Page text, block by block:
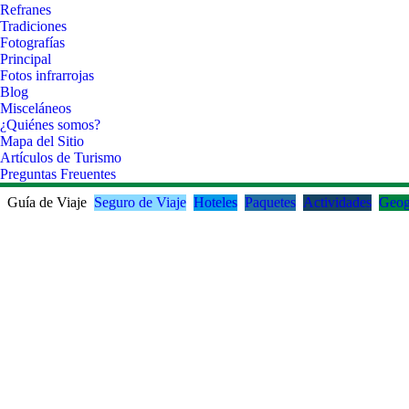
Refranes
Tradiciones
Fotografías
Principal
Fotos infrarrojas
Blog
Misceláneos
¿Quiénes somos?
Mapa del Sitio
Artículos de Turismo
Preguntas Freuentes
Guía de Viaje Seguro de Viaje Hoteles Paquetes Actividades